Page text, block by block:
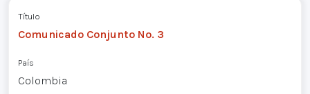
Título
Comunicado Conjunto No. 3
País
Colombia